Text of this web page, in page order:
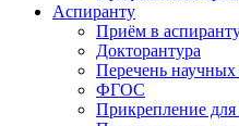
Аспиранту
Приём в
Докторантура
Перечень научных
ФГОС
Прикрепление для